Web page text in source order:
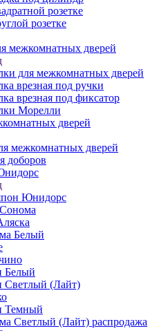
розетке
розетке
межкомнатных дверей
для межкомнатных дверей
врезная под ручки
врезная под фиксатор
Морелли
дверей
межкомнатных дверей
доборов
Юнидорс
Белый
Белый
Светлый (Лайт)
Темный
Светлый (Лайт) распродажа